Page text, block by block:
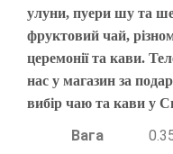
улуни, пуери шу та
фруктовий чай,
церемонії та кави.
нас у магазин за
вибір чаю та кави у
Вага